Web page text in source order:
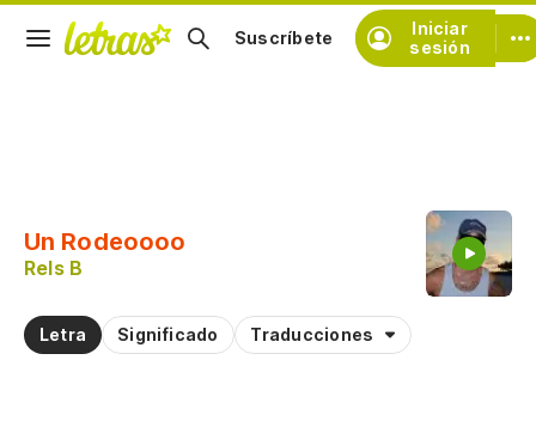
Iniciar
sesión
Suscríbete
Un Rodeoooo
Rels B
Letra Significado Traducciones
Practicar la pronunciación de